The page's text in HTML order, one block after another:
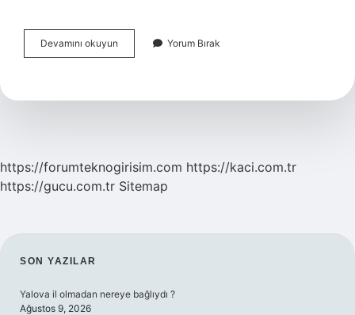
Devamını okuyun
Çayırı
Yorum Bırak
https://forumteknogirisim.com https://kaci.com.tr
https://gucu.com.tr Sitemap
SIDEBAR
SON YAZILAR
Yalova il olmadan nereye bağlıydı ?
Ağustos 9, 2026